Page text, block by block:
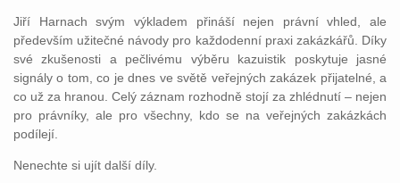
Jiří Harnach svým výkladem přináší nejen právní vhled, ale
především užitečné návody pro každodenní praxi zakázkářů. Díky
své zkušenosti a pečlivému výběru kazuistik poskytuje jasné
signály o tom, co je dnes ve světě veřejných zakázek přijatelné, a
co už za hranou. Celý záznam rozhodně stojí za zhlédnutí – nejen
pro právníky, ale pro všechny, kdo se na veřejných zakázkách
podílejí.
Nenechte si ujít další díly.